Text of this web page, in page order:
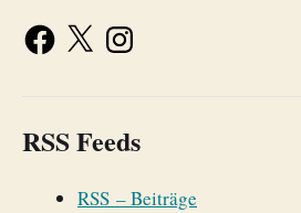
RSS Feeds
RSS – Beiträge